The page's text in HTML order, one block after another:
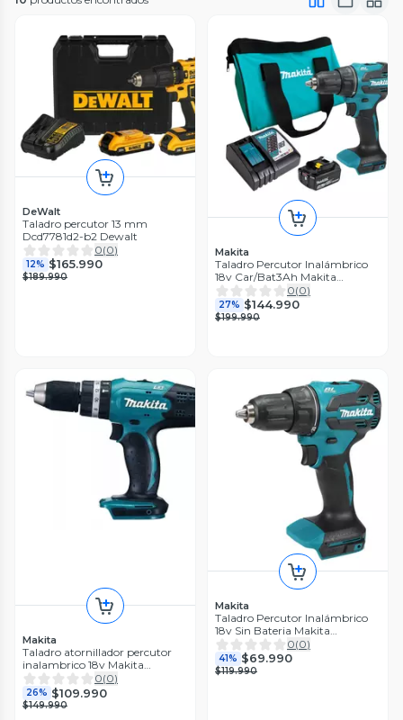
DeWalt
Taladro percutor 13 mm
Dcd7781d2-b2 Dewalt
0(0)
12% $165.990
$189.990
Makita
Taladro Percutor Inalámbrico
18v Car/Bat3Ah Makita
Dhp490rf
0(0)
27% $144.990
$199.990
Makita
Taladro atornillador percutor
inalambrico 18v Makita
DHP453Z
0(0)
26% $109.990
$149.990
Makita
Taladro Percutor Inalámbrico
18v Sin Bateria Makita
DHP490Z
0(0)
41% $69.990
$119.990